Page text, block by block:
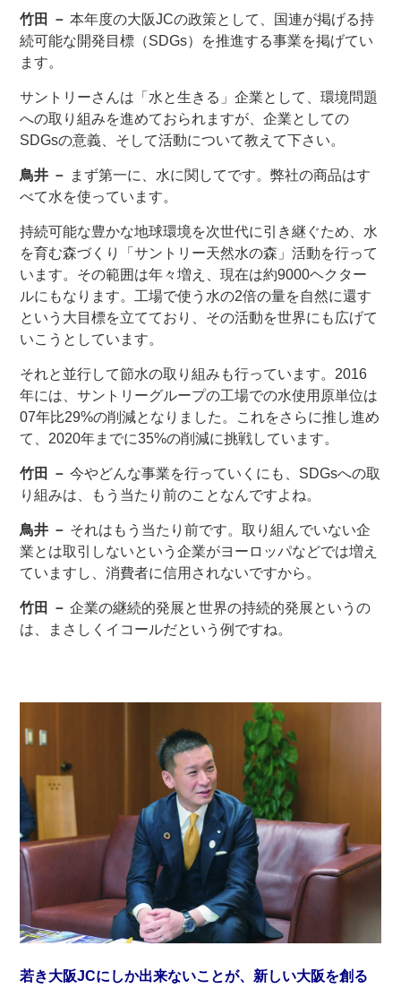
竹田 － 本年度の大阪JCの政策として、国連が掲げる持
続可能な開発目標（SDGs）を推進する事業を掲げてい
ます。
サントリーさんは「水と生きる」企業として、環境問題
への取り組みを進めておられますが、企業としての
SDGsの意義、そして活動について教えて下さい。
鳥井 － まず第一に、水に関してです。弊社の商品はす
べて水を使っています。
持続可能な豊かな地球環境を次世代に引き継ぐため、水
を育む森づくり「サントリー天然水の森」活動を行って
います。その範囲は年々増え、現在は約9000ヘクター
ルにもなります。工場で使う水の2倍の量を自然に還す
という大目標を立てており、その活動を世界にも広げて
いこうとしています。
それと並行して節水の取り組みも行っています。2016
年には、サントリーグループの工場での水使用原単位は
07年比29%の削減となりました。これをさらに推し進め
て、2020年までに35%の削減に挑戦しています。
竹田 － 今やどんな事業を行っていくにも、SDGsへの取
り組みは、もう当たり前のことなんですよね。
鳥井 － それはもう当たり前です。取り組んでいない企
業とは取引しないという企業がヨーロッパなどでは増え
ていますし、消費者に信用されないですから。
竹田 － 企業の継続的発展と世界の持続的発展というの
は、まさしくイコールだという例ですね。
若き大阪JCにしか出来ないことが、新しい大阪を創る